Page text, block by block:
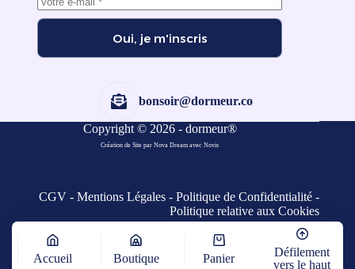
Oui, je m'inscris
bonsoir@dormeur.co
Copyright © 2026 - dormeur®
Création de Site par Nova Dream avecNovis
CGV -Mentions Légales -Politique de Confidentialité -
Politique relative aux Cookies
Accueil Boutique Panier
Défilement
vers le haut